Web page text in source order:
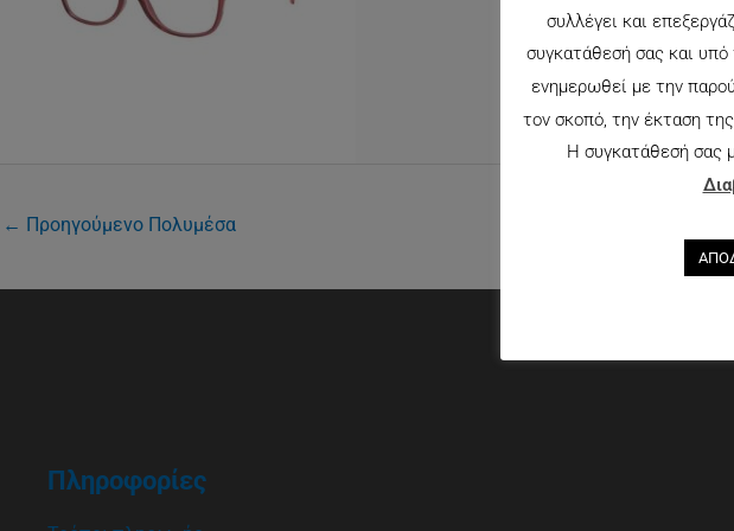
← Προηγούμενο Πολυμέσα
Πληροφορίες
συλλέγει και
συγκατάθεσή σας και
ενημερωθεί με την
τον σκοπό, την έκταση
Η συγκατάθεσή σας